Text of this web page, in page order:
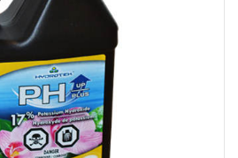
Conseils
Glossaire
horticole
Emplois